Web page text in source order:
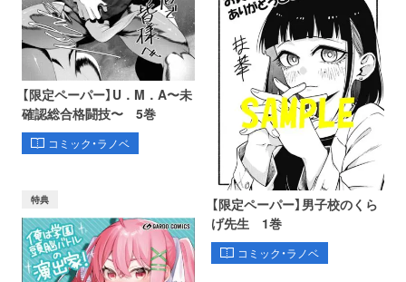
【限定ペーパー】U．M．A〜未
確認総合格闘技〜 5巻
コミック・ラノベ
【限定ペーパー】男子校のくら
げ先生 1巻
コミック・ラノベ
特典